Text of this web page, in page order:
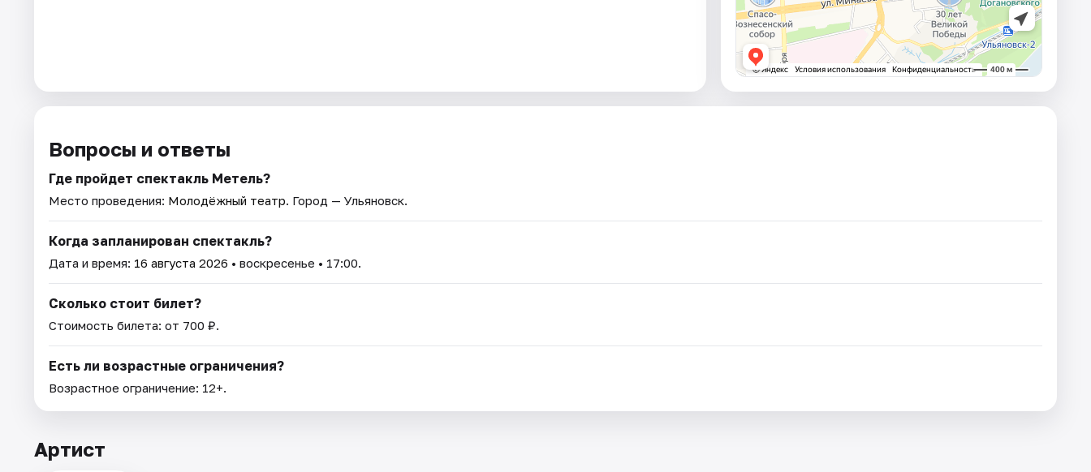
Вопросы и ответы
Где пройдет спектакль Метель?
Место проведения: Молодёжный театр. Город — Ульяновск.
Когда запланирован спектакль?
Дата и время: 16 августа 2026 • воскресенье • 17:00.
Сколько стоит билет?
Стоимость билета: от 700 ₽.
Есть ли возрастные ограничения?
Возрастное ограничение: 12+.
Артист